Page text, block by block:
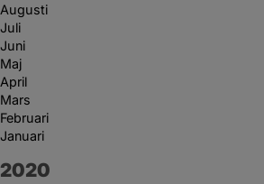
Augusti
Juli
Juni
Maj
April
Mars
Februari
Januari
År:
2020